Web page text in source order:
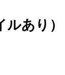
あり）